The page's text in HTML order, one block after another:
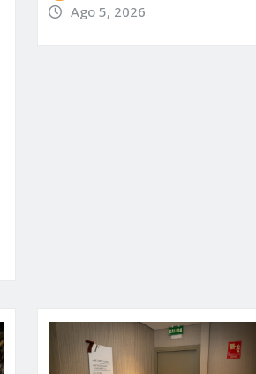
Ago 5, 2026